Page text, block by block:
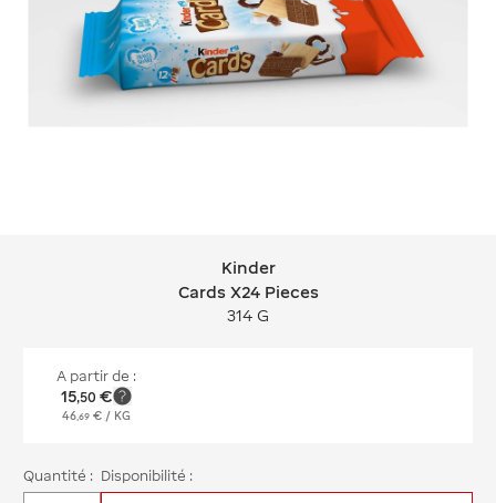
Kinder Cards X24 Pieces
Kinder
Cards X24 Pieces
314 G
A partir de :
15,50 €
46,69 € / KG
Quantité : Disponibilité :